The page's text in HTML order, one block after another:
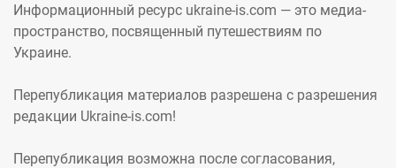
Информационный ресурс ukraine-is.com — это медиа-
пространство, посвященный путешествиям по
Украине.
Перепубликация материалов разрешена с разрешения
редакции Ukraine-is.com!
Перепубликация возможна после согласования,